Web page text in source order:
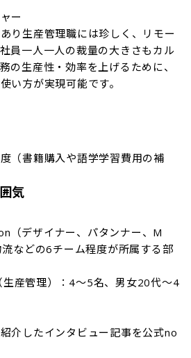
ー
り生産管理職には珍しく、リモー
員一人一人の裁量の大きさもカル
の生産性・効率を上げるために、
い方が実現可能です。
（書籍購入や語学学習費用の補
気
（デザイナー、パタンナー、M
などの6チーム程度が所属する部
産管理）：4〜5名、男女20代〜4
介したインタビュー記事を公式no